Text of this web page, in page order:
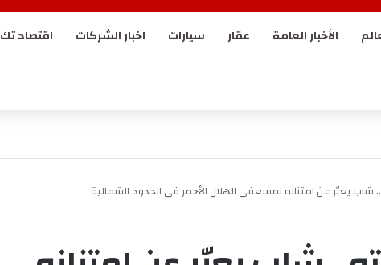
الأخبار العامة عقار سيارات اخبار الشركات اقتصاد تك
شاب يعبّر عن امتنانه لمسعفي الهلال الأحمر في الحدود الشمالية